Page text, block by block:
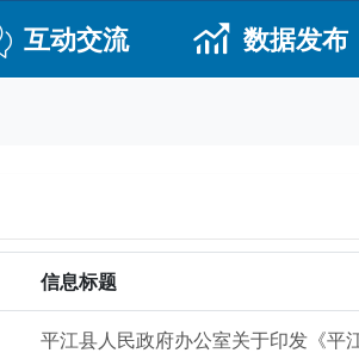
互动交流 数据发布
信息标题
平江县人民政府办公室关于印发《平